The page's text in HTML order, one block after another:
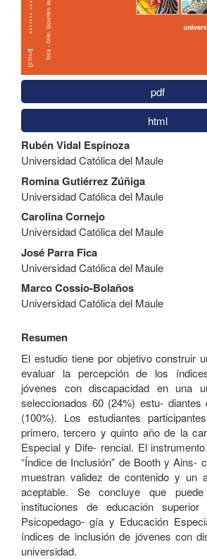
pdf
html
Contenido
principal
del
artículo
Rubén Vidal Espinoza
Universidad Católica del Maule
Romina Gutiérrez Zúñiga
Universidad Católica del Maule
Carolina Cornejo
Universidad Católica del Maule
José Parra Fica
Universidad Católica del Maule
Marco Cossio-Bolaños
Universidad Católica del Maule
Resumen
El estudio tiene por objetivo construir
evaluar la percepción de los
jóvenes con discapacidad en una
seleccionados 60 (24%) estu-
(100%). Los estudiantes
primero, tercero y quinto año de la
Especial y Dife- rencial. El
“Índice de Inclusión” de Booth y Ains-
muestran validez de contenido y un
aceptable. Se concluye que
instituciones de educación
Psicopedago- gía y Educación
índices de inclusión de jóvenes con
universidad.